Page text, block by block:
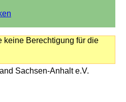
keine Berechtigung für die
Sachsen-Anhalt e.V.